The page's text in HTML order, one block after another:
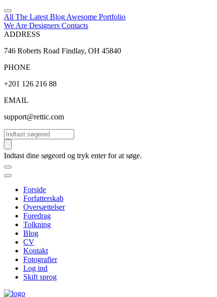
All The Latest Blog Awesome Portfolio
We Are Designers Contacts
ADDRESS
746 Roberts Road Findlay, OH 45840
PHONE
+201 126 216 88
EMAIL
support@rettic.com
Søg
Indtast dine søgeord og tryk enter for at søge.
Forside
Forfatterskab
Oversættelser
Foredrag
Tolkning
Blog
CV
Kontakt
Fotografier
Log ind
Skift sprog